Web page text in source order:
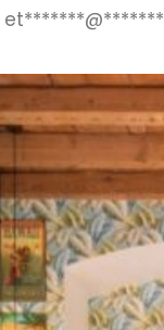
et*******@*******